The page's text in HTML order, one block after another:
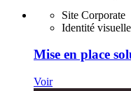
Site Corporate
Identité visuelle
Mise en place
Voir